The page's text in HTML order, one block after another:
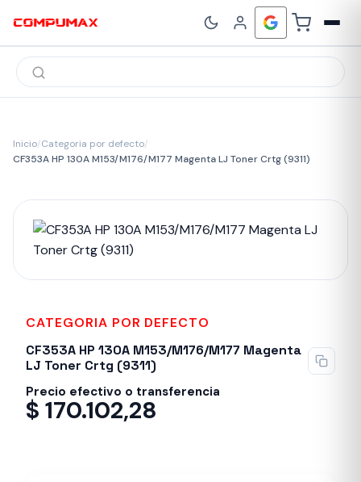
Búsqueda
de
productos
Inicio/Categoria por defecto/
CF353A HP 130A M153/M176/M177 Magenta LJ Toner Crtg (9311)
CATEGORIA POR DEFECTO
CF353A HP 130A M153/M176/M177 Magenta
LJ Toner Crtg (9311)
Precio efectivo o transferencia
$ 170.102,28